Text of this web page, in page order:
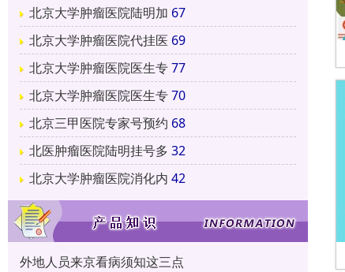
北京大学肿瘤医院陆明加 67
北京大学肿瘤医院代挂医 69
北京大学肿瘤医院医生专77
北京大学肿瘤医院医生专70
北京三甲医院专家号预约 68
北医肿瘤医院陆明挂号多 32
北京大学肿瘤医院消化内 42
外地人员来京看病须知这三点